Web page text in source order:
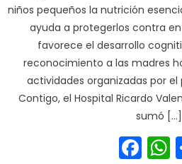
niños pequeños la nutrición
ayuda a protegerlos contra
favorece el desarrollo
reconocimiento a las madres
actividades organizadas por
Contigo, el Hospital Ricardo
sumó […]